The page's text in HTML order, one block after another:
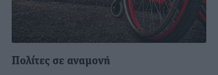
Πολίτες σε αναμονή